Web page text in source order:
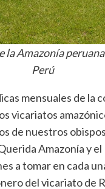
la Amazonía
Perú
mensuales de la
vicariatos
de nuestros
Amazonía y
a tomar en cada
del vicariato de